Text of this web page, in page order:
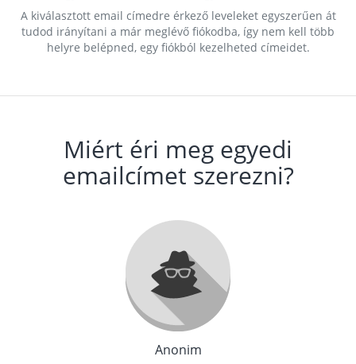
A kiválasztott email címedre érkező leveleket egyszerűen át
tudod irányítani a már meglévő fiókodba, így nem kell több
helyre belépned, egy fiókból kezelheted címeidet.
Miért éri meg egyedi
emailcímet szerezni?
Anonim